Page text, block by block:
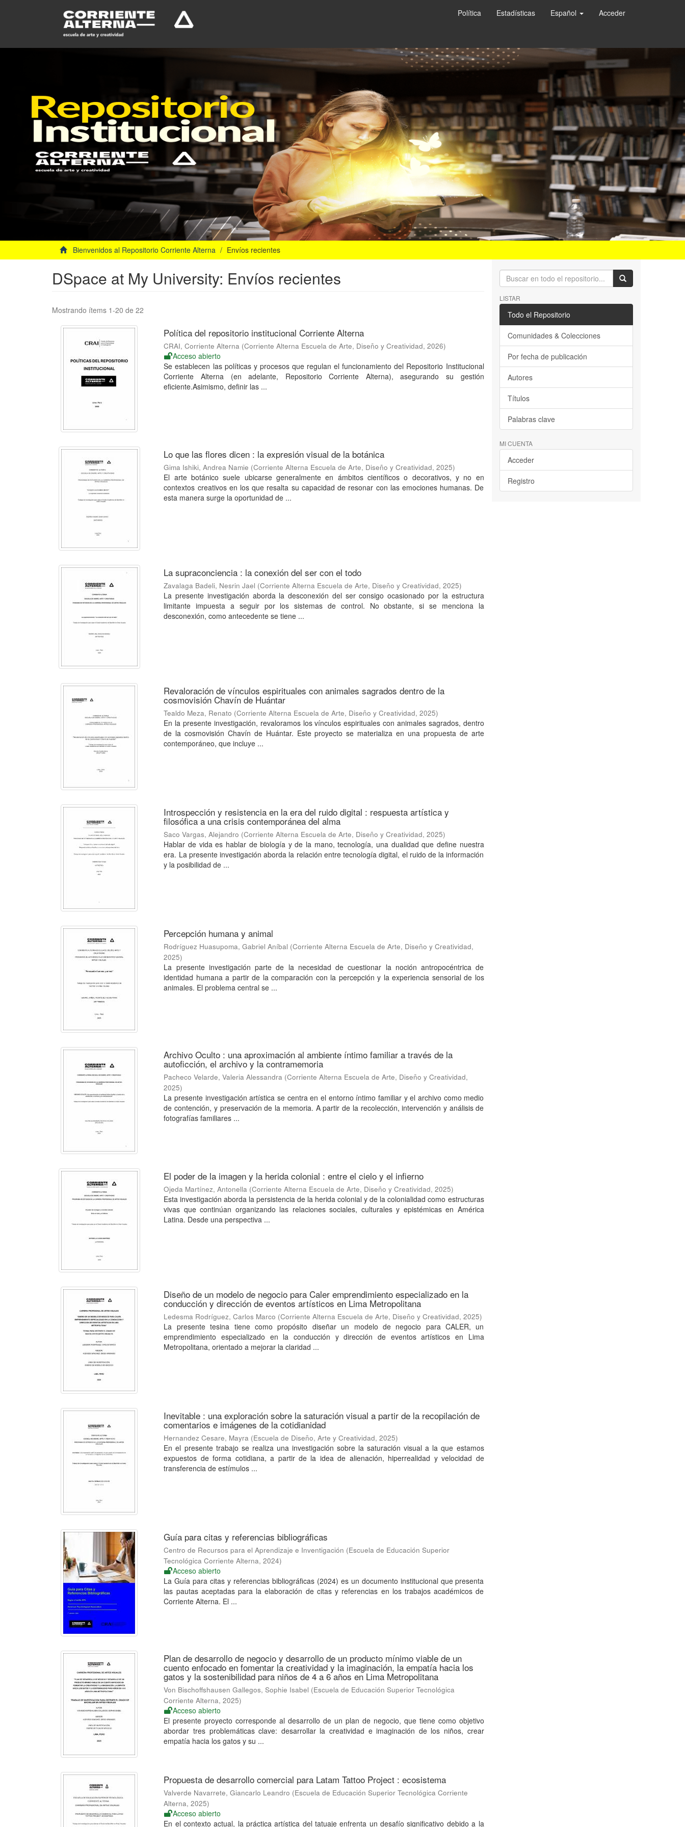
Política Estadísticas Español Acceder
Bienvenidos al Repositorio Corriente Alterna Envíos recientes
DSpace at My University: Envíos recientes
Mostrando ítems 1-20 de 22
Política del repositorio institucional Corriente Alterna
CRAI, Corriente Alterna (Corriente Alterna Escuela de Arte, Diseño y Creatividad,2026)
Acceso abierto
Se establecen las políticas y procesos que regulan el funcionamiento del Repositorio Institucional
Corriente Alterna (en adelante, Repositorio Corriente Alterna), asegurando su gestión
eficiente.Asimismo, definir las ...
Lo que las flores dicen : la expresión visual de la botánica
Gima Ishiki, Andrea Namie (Corriente Alterna Escuela de Arte, Diseño y Creatividad,2025)
El arte botánico suele ubicarse generalmente en ámbitos científicos o decorativos, y no en
contextos creativos en los que resalta su capacidad de resonar con las emociones humanas. De
esta manera surge la oportunidad de ...
La supraconciencia : la conexión del ser con el todo
Zavalaga Badeli, Nesrin Jael (Corriente Alterna Escuela de Arte, Diseño y Creatividad,2025)
La presente investigación aborda la desconexión del ser consigo ocasionado por la estructura
limitante impuesta a seguir por los sistemas de control. No obstante, si se menciona la
desconexión, como antecedente se tiene ...
Revaloración de vínculos espirituales con animales sagrados dentro de la
cosmovisión Chavín de Huántar
Tealdo Meza, Renato (Corriente Alterna Escuela de Arte, Diseño y Creatividad,2025)
En la presente investigación, revaloramos los vínculos espirituales con animales sagrados, dentro
de la cosmovisión Chavín de Huántar. Este proyecto se materializa en una propuesta de arte
contemporáneo, que incluye ...
Introspección y resistencia en la era del ruido digital : respuesta artística y
filosófica a una crisis contemporánea del alma
Saco Vargas, Alejandro (Corriente Alterna Escuela de Arte, Diseño y Creatividad,2025)
Hablar de vida es hablar de biología y de la mano, tecnología, una dualidad que define nuestra
era. La presente investigación aborda la relación entre tecnología digital, el ruido de la información
y la posibilidad de ...
Percepción humana y animal
Rodríguez Huasupoma, Gabriel Aníbal (Corriente Alterna Escuela de Arte, Diseño y Creatividad,
2025)
La presente investigación parte de la necesidad de cuestionar la noción antropocéntrica de
identidad humana a partir de la comparación con la percepción y la experiencia sensorial de los
animales. El problema central se ...
Archivo Oculto : una aproximación al ambiente íntimo familiar a través de la
autoficción, el archivo y la contramemoria
Pacheco Velarde, Valeria Alessandra (Corriente Alterna Escuela de Arte, Diseño y Creatividad,
2025)
La presente investigación artística se centra en el entorno íntimo familiar y el archivo como medio
de contención, y preservación de la memoria. A partir de la recolección, intervención y análisis de
fotografías familiares ...
El poder de la imagen y la herida colonial : entre el cielo y el infierno
Ojeda Martínez, Antonella (Corriente Alterna Escuela de Arte, Diseño y Creatividad,2025)
Esta investigación aborda la persistencia de la herida colonial y de la colonialidad como estructuras
vivas que continúan organizando las relaciones sociales, culturales y epistémicas en América
Latina. Desde una perspectiva ...
Diseño de un modelo de negocio para Caler emprendimiento especializado en la
conducción y dirección de eventos artísticos en Lima Metropolitana
Ledesma Rodríguez, Carlos Marco (Corriente Alterna Escuela de Arte, Diseño y Creatividad,2025)
La presente tesina tiene como propósito diseñar un modelo de negocio para CALER, un
emprendimiento especializado en la conducción y dirección de eventos artísticos en Lima
Metropolitana, orientado a mejorar la claridad ...
Inevitable : una exploración sobre la saturación visual a partir de la recopilación de
comentarios e imágenes de la cotidianidad
Hernandez Cesare, Mayra (Escuela de Diseño, Arte y Creatividad,2025)
En el presente trabajo se realiza una investigación sobre la saturación visual a la que estamos
expuestos de forma cotidiana, a partir de la idea de alienación, hiperrealidad y velocidad de
transferencia de estímulos ...
Guía para citas y referencias bibliográficas
Centro de Recursos para el Aprendizaje e Inventigación (Escuela de Educación Superior
Tecnológica Corriente Alterna,2024)
Acceso abierto
La Guía para citas y referencias bibliográficas (2024) es un documento institucional que presenta
las pautas aceptadas para la elaboración de citas y referencias en los trabajos académicos de
Corriente Alterna. El ...
Plan de desarrollo de negocio y desarrollo de un producto mínimo viable de un
cuento enfocado en fomentar la creatividad y la imaginación, la empatía hacia los
gatos y la sostenibilidad para niños de 4 a 6 años en Lima Metropolitana
Von Bischoffshausen Gallegos, Sophie Isabel (Escuela de Educación Superior Tecnológica
Corriente Alterna,2025)
Acceso abierto
El presente proyecto corresponde al desarrollo de un plan de negocio, que tiene como objetivo
abordar tres problemáticas clave: desarrollar la creatividad e imaginación de los niños, crear
empatía hacia los gatos y su ...
Propuesta de desarrollo comercial para Latam Tattoo Project : ecosistema
Valverde Navarrete, Giancarlo Leandro (Escuela de Educación Superior Tecnológica Corriente
Alterna,2025)
Acceso abierto
En el contexto actual, la práctica artística del tatuaje enfrenta un desafío significativo debido a la
LISTAR
Todo el Repositorio
Comunidades & Colecciones
Por fecha de publicación
Autores
Títulos
Palabras clave
MI CUENTA
Acceder
Registro